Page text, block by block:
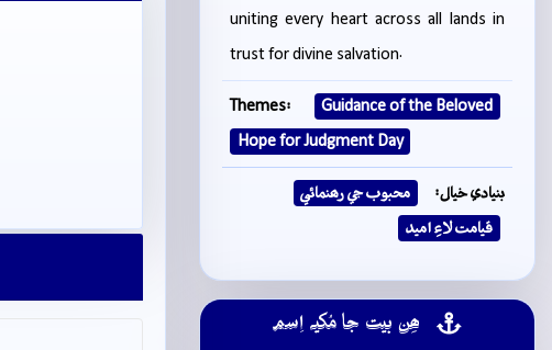
uniting every heart across all lands in
trust for divine salvation.
Themes:
Guidance of the Beloved
Hope for Judgment Day
بنيادي خيال:
محبوب جي رھنمائي
قيامت لاءِ اميد
ھِن بيت جا مُکيہ اِسم